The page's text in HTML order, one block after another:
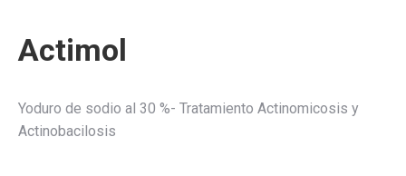
Actimol
Yoduro de sodio al 30 %- Tratamiento Actinomicosis y
Actinobacilosis